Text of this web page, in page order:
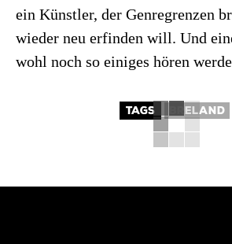
ein Künstler, der Genregrenzen
wieder neu erfinden will. Und
wohl noch so einiges hören
TAGS BRELAND